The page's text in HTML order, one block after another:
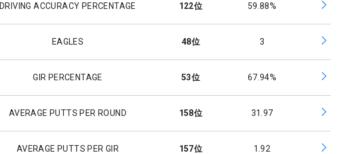
DRIVING ACCURACY PERCENTAGE 122位 59.88%
EAGLES 48位 3
GIR PERCENTAGE 53位 67.94%
AVERAGE PUTTS PER ROUND 158位 31.97
AVERAGE PUTTS PER GIR 157位 1.92